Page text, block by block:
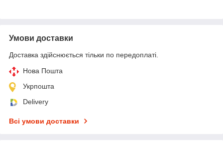
Умови доставки
Доставка здійснюється тільки по передоплаті.
Нова Пошта
Укрпошта
Delivery
Всі умови доставки